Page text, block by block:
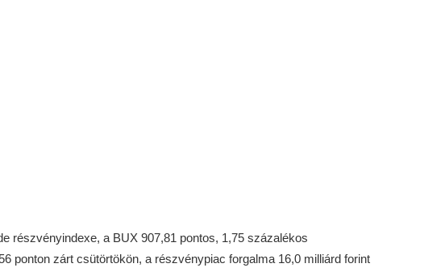
részvényindexe, a BUX 907,81 pontos, 1,75 százalékos
ponton zárt csütörtökön, a részvénypiac forgalma 16,0 milliárd forint